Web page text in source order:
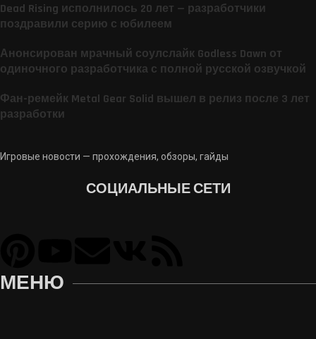
Dead Rising исполнилось 20 лет — разработчики
поздравили серию с юбилеем
Анонсирован мрачный соулслайк Godless Dawn от
одиночного разработчика с полной русской озвучкой
Фан-ремейк Metal Gear Solid вышел в релиз после 3 лет
разработки
Игровые новости — прохождения, обзоры, гайды
СОЦИАЛЬНЫЕ СЕТИ
МЕНЮ